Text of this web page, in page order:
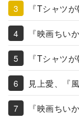
『Tシャツ
『映画ちい
『Tシャツ
見上愛、『
『映画ちい